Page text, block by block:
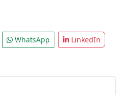
WhatsApp LinkedIn